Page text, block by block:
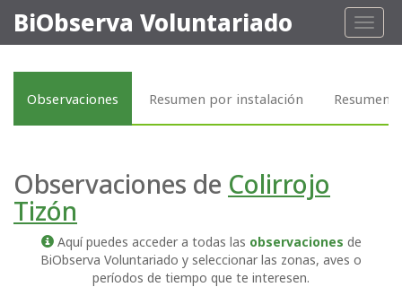
Toggle
BiObserva Voluntariado
Observaciones Resumen por instalación Resumen
Observaciones de Colirrojo
Tizón
Aquí puedes acceder a todas las observaciones de
BiObserva Voluntariado y seleccionar las zonas, aves o
períodos de tiempo que te interesen.